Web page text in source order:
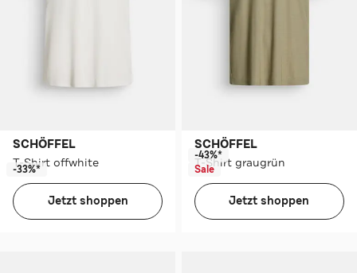
SCHÖFFEL
T-Shirt offwhite
-33%*
Jetzt shoppen
SCHÖFFEL
T-Shirt graugrün
-43%*
Sale
Jetzt shoppen